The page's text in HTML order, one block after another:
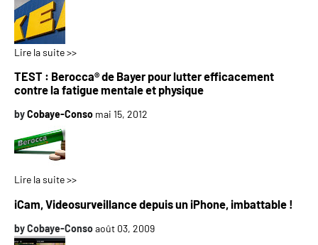
Lire la suite >>
TEST : Berocca® de Bayer pour lutter efficacement
contre la fatigue mentale et physique
byCobaye-Conso mai 15, 2012
Lire la suite >>
iCam, Videosurveillance depuis un iPhone, imbattable !
byCobaye-Consoaoût 03, 2009